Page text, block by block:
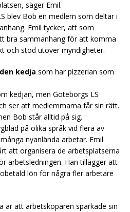
säger Emil.
blev Bob en medlem som deltar i
Emil tycker, att som
bra sammanhang för att komma
och stöd utöver myndigheter.
kedja som har pizzerian som
kedjan, men Göteborgs LS
ser att medlemmarna får sin rätt.
Bob står alltid på sig.
på olika språk vid flera av
nyanlända arbetar. Emil
att organisera de arbetsplatserna
arbetsledningen. Han tillägger att
lön för några fler arbetare
är att arbetsköparen sparkade sin